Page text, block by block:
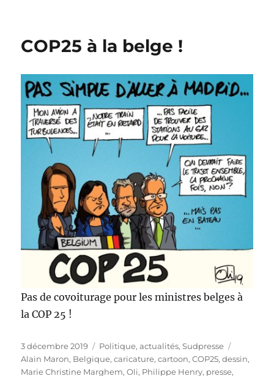
l’été
COP25 à la belge !
Pas de covoiturage pour les ministres belges à
la COP 25 !
Publié
le
3 décembre 2019 Catégories
Politique, actualités,Sudpresse
Alain Maron, Belgique,caricature,cartoon,COP25,dessin,
Marie Christine Marghem,Oli, Philippe Henry, presse,